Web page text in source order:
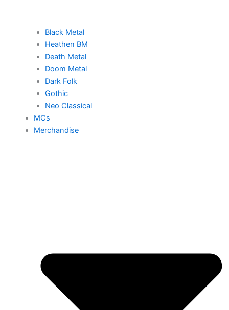
Black Metal
Heathen BM
Death Metal
Doom Metal
Dark Folk
Gothic
Neo Classical
MCs
Merchandise